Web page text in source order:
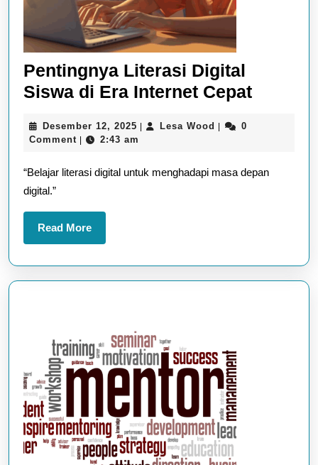
Pentingnya Literasi Digital
Siswa di Era Internet Cepat
di
Desember 12, 2025 Desember
12,
| Lesa Wood Lesa
|
0
Comment | 2:43 am
“Belajar literasi digital untuk menghadapi masa depan
digital.”
Read MoreRead
More